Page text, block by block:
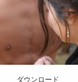
ダウンロード
YouTube】マッチョ
ス世界記録…